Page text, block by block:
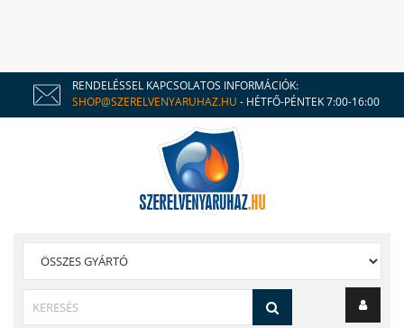
RENDELÉSSEL KAPCSOLATOS INFORMÁCIÓK:
SHOP@SZERELVENYARUHAZ.HU - HÉTFŐ-PÉNTEK 7:00-16:00